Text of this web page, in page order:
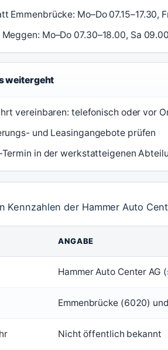
Emmenbrücke: Mo–Do 07.15–17.30,
Mo–Do 07.30–18.00, Sa
weitergeht
vereinbaren: telefonisch oder vor
und Leasingangebote prüfen
in der werkstatteigenen
Kennzahlen der Hammer Auto
ANGABE
Hammer Auto Center AG (
Emmenbrücke (6020)
Nicht öffentlich bekannt